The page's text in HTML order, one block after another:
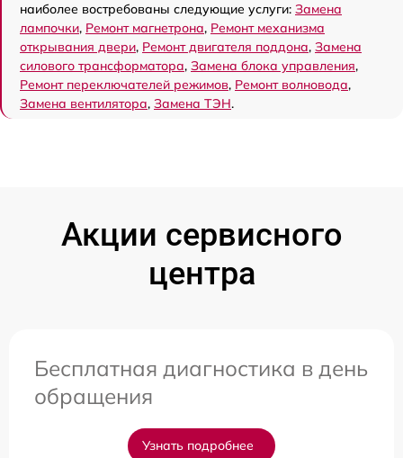
наиболее востребованы следующие услуги: Замена
лампочки, Ремонт магнетрона, Ремонт механизма
открывания двери, Ремонт двигателя поддона, Замена
силового трансформатора, Замена блока управления,
Ремонт переключателей режимов, Ремонт волновода,
Замена вентилятора, Замена ТЭН.
Акции сервисного
центра
Бесплатная диагностика в день
обращения
Узнать подробнее